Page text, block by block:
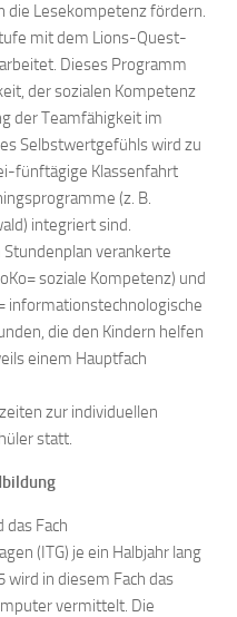
die Lesekompetenz fördern.
mit dem Lions-Quest-
Dieses Programm
der sozialen Kompetenz
der Teamfähigkeit im
Selbstwertgefühls wird zu
fünftägige Klassenfahrt
(z. B.
integriert sind.
verankerte
soziale Kompetenz) und
informationstechnologische
die den Kindern helfen
einem Hauptfach
zur individuellen
statt.
das Fach
(ITG) je ein Halbjahr lang
wird in diesem Fach das
vermittelt. Die